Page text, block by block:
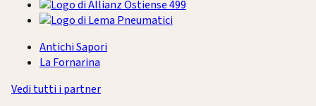
Antichi Sapori
La Fornarina
Vedi tutti i partner